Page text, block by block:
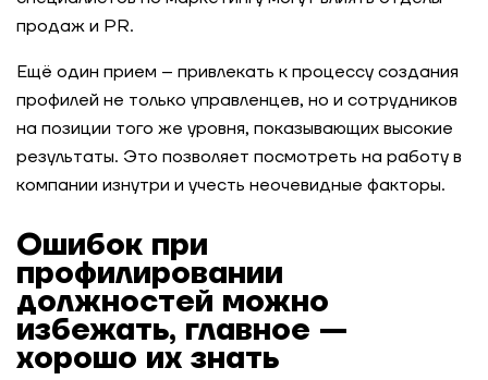
продаж и PR.
Ещё один прием – привлекать к процессу создания
профилей не только управленцев, но и сотрудников
на позиции того же уровня, показывающих высокие
результаты. Это позволяет посмотреть на работу в
компании изнутри и учесть неочевидные факторы.
Ошибок при
профилировании
должностей можно
избежать, главное —
хорошо их знать